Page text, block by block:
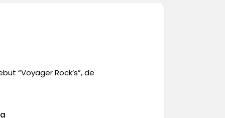
“Voyager Rock’s”, de